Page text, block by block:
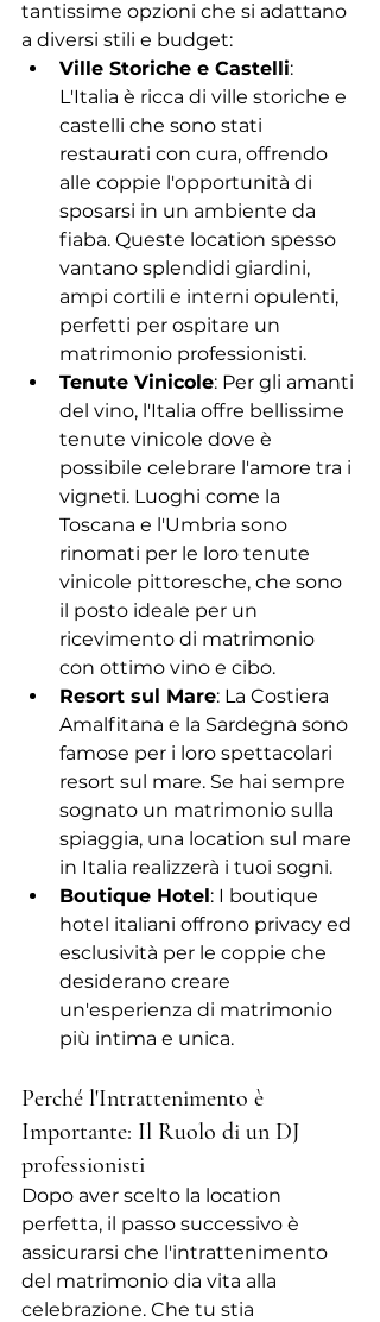
tantissime opzioni che si adattano
a diversi stili e budget:
Ville Storiche e Castelli:
L'Italia è ricca di ville storiche e
castelli che sono stati
restaurati con cura, offrendo
alle coppie l'opportunità di
sposarsi in un ambiente da
fiaba. Queste location spesso
vantano splendidi giardini,
ampi cortili e interni opulenti,
perfetti per ospitare un
matrimonio professionisti.
Tenute Vinicole: Per gli amanti
del vino, l'Italia offre bellissime
tenute vinicole dove è
possibile celebrare l'amore tra i
vigneti. Luoghi come la
Toscana e l'Umbria sono
rinomati per le loro tenute
vinicole pittoresche, che sono
il posto ideale per un
ricevimento di matrimonio
con ottimo vino e cibo.
Resort sul Mare: La Costiera
Amalfitana e la Sardegna sono
famose per i loro spettacolari
resort sul mare. Se hai sempre
sognato un matrimonio sulla
spiaggia, una location sul mare
in Italia realizzerà i tuoi sogni.
Boutique Hotel: I boutique
hotel italiani offrono privacy ed
esclusività per le coppie che
desiderano creare
un'esperienza di matrimonio
più intima e unica.
Perché l'Intrattenimento è
Importante: Il Ruolo di un DJ
professionisti
Dopo aver scelto la location
perfetta, il passo successivo è
assicurarsi che l'intrattenimento
del matrimonio dia vita alla
celebrazione. Che tu stia